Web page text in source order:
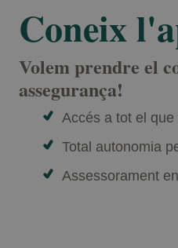
Coneix
Volem prendre el
assegurança!
Accés a tot el
Total autonomia
Assessorament